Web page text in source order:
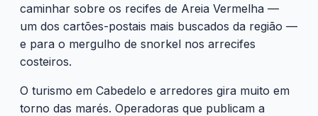
caminhar sobre os recifes de Areia Vermelha —
um dos cartões-postais mais buscados da região —
e para o mergulho de snorkel nos arrecifes
costeiros.
O turismo em Cabedelo e arredores gira muito em
torno das marés. Operadoras que publicam a